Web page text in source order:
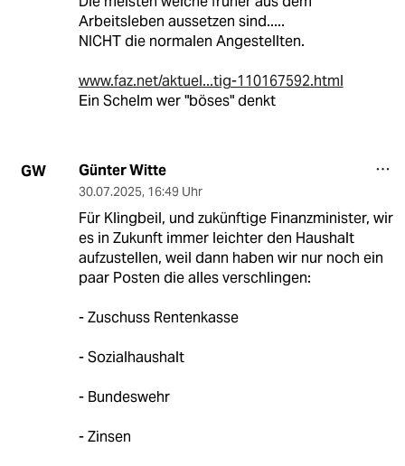
Arbeitsleben aussetzen sind.....
NICHT die normalen Angestellten.
www.faz.net/aktuel...tig-110167592.html
Ein Schelm wer "böses" denkt
GW Günter Witte
30.07.2025, 16:49 Uhr
Für Klingbeil, und zukünftige Finanzminister, wir
es in Zukunft immer leichter den Haushalt
aufzustellen, weil dann haben wir nur noch ein
paar Posten die alles verschlingen:
- Zuschuss Rentenkasse
- Sozialhaushalt
- Bundeswehr
- Zinsen